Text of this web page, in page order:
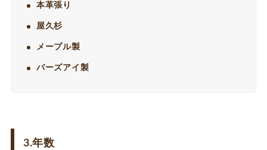
本革張り
屋久杉
メープル製
バーズアイ製
3.年数